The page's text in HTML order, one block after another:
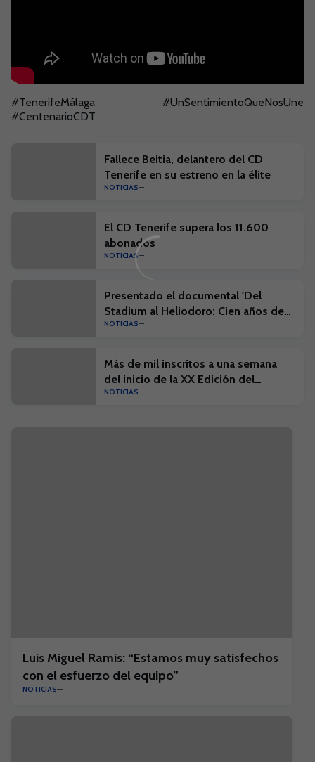
#TenerifeMálaga #UnSentimientoQueNosUne
#CentenarioCDT
Fallece Beitia, delantero del CD
Tenerife en su estreno en la élite
NOTICIAS
El CD Tenerife supera los 11.600
abonados
NOTICIAS
Presentado el documental 'Del
Stadium al Heliodoro: Cien años de
historia'
NOTICIAS
Más de mil inscritos a una semana
del inicio de la XX Edición del
Campus Suma y el I Campus Suma
NOTICIAS
Luis Miguel Ramis: “Estamos muy satisfechos
con el esfuerzo del equipo”
NOTICIAS